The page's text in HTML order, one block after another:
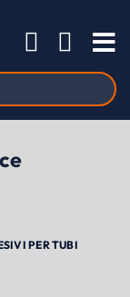
PER TUBI